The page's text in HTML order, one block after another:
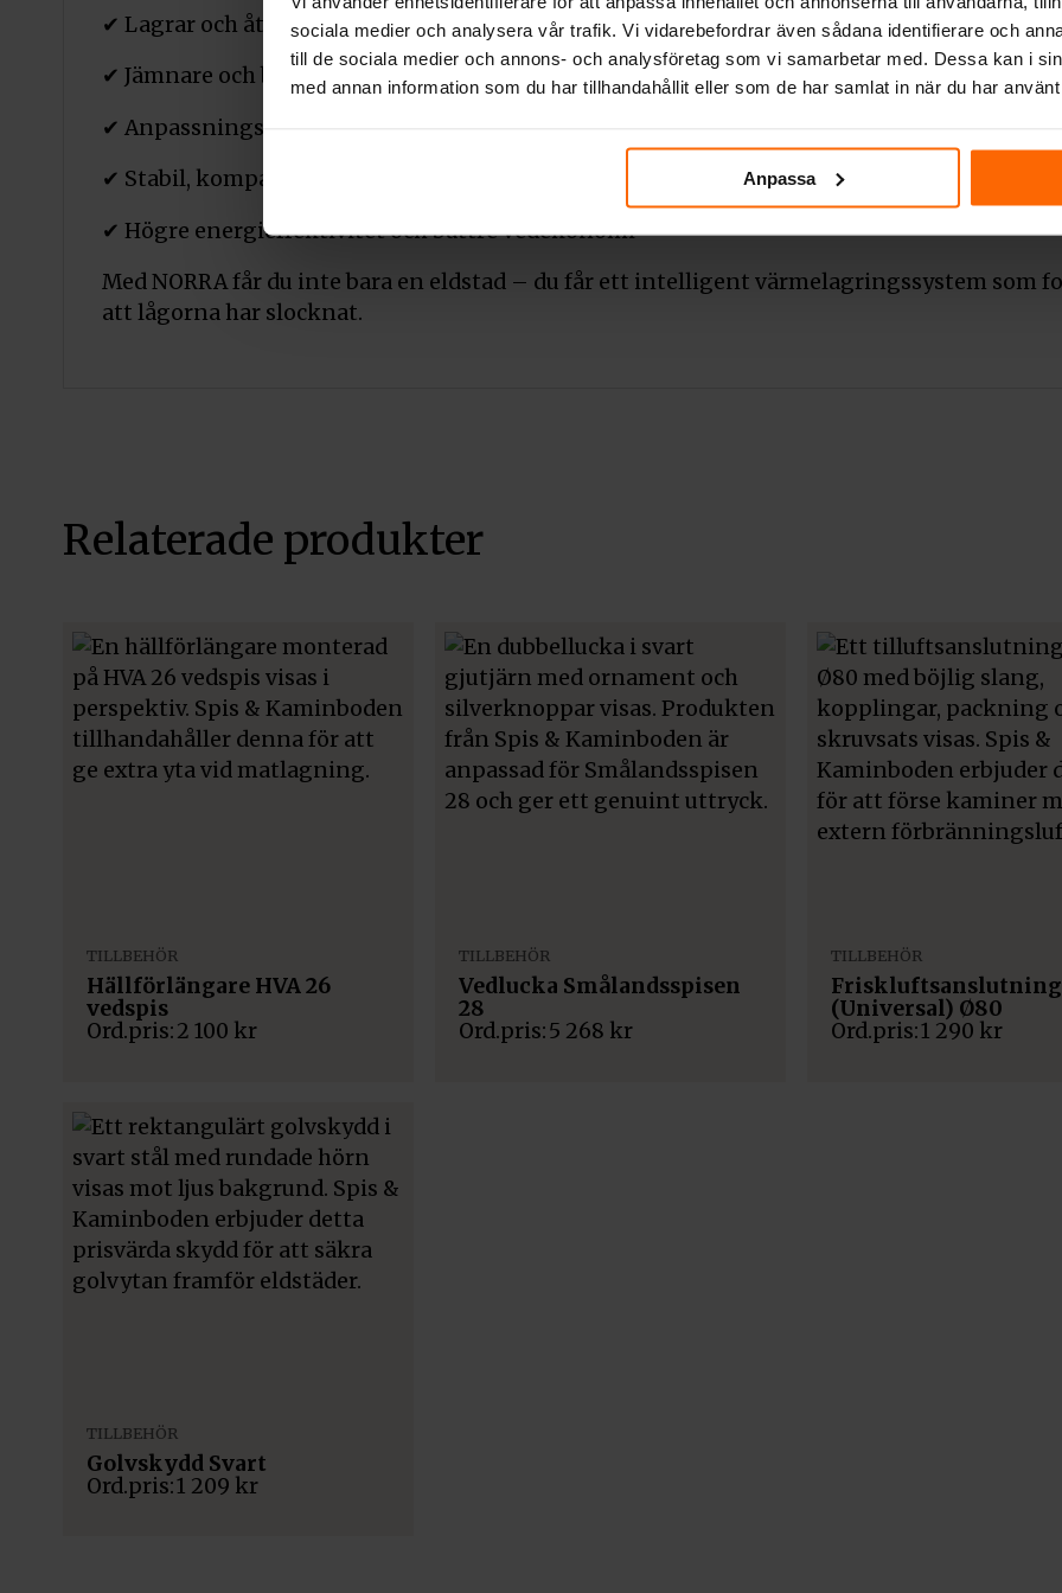
sociala medier och analysera vår trafik. Vi vidarebefordrar även sådana identifierare och
till de sociala medier och annons- och analysföretag som vi samarbetar med. Dessa kan i
med annan information som du har tillhandahållit eller som de har samlat in när du har
Anpassa
✔ Lagrar och återanvänder värme som annars går förlorad
✔ Jämnare och behagligare inomhustemperatur
✔ Anpassningsbar höjd och lagringskapacitet
✔ Stabil, kompakt och platsbesparande konstruktion
✔ Högre energieffektivitet och bättre vedekonomi
Med NORRA får du inte bara en eldstad – du får ett intelligent värmelagringssystem
att lågorna har slocknat.
Relaterade produkter
TILLBEHÖR
Hällförlängare HVA 26
vedspis
2 100 kr
TILLBEHÖR
Vedlucka Smålandsspisen
28
5 268 kr
TILLBEHÖR
(Universal) Ø80
1 290 kr
TILLBEHÖR
Golvskydd Svart
1 209 kr